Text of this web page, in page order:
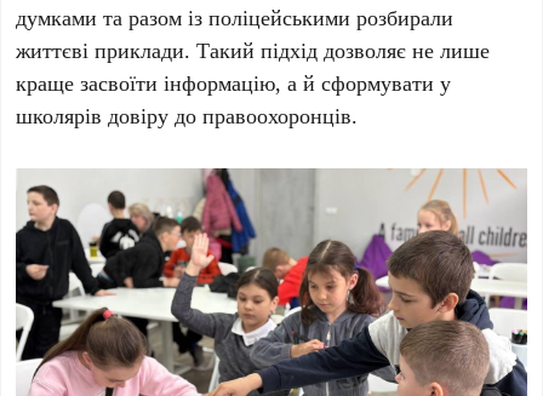
думками та разом із поліцейськими розбирали
життєві приклади. Такий підхід дозволяє не лише
краще засвоїти інформацію, а й сформувати у
школярів довіру до правоохоронців.